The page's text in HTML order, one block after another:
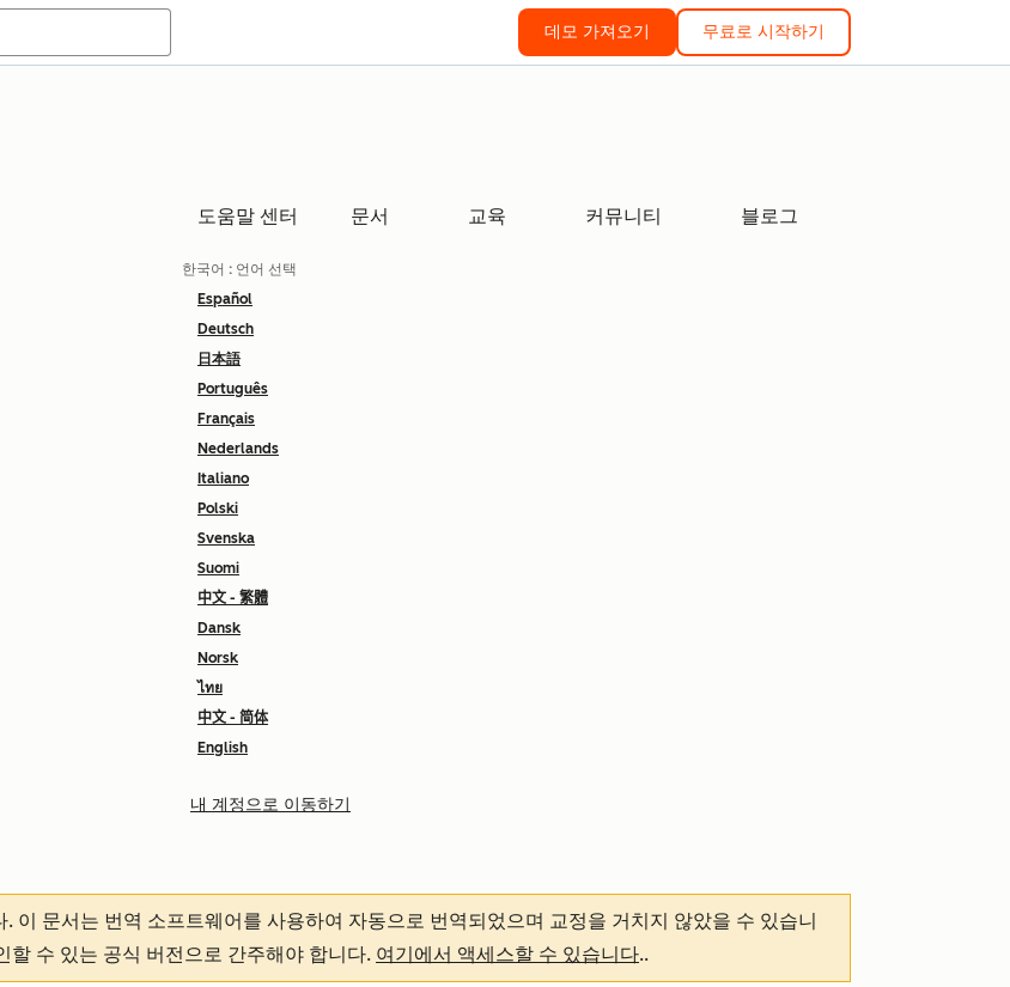
데모 가져오기 무료로 시작하기
도움말 센터 문서 교육 커뮤니티 블로그
한국어 : 언어 선택
Español
Deutsch
日本語
Português
Français
Nederlands
Italiano
Polski
Svenska
Suomi
中文 - 繁體
Dansk
Norsk
ไทย
中文 - 简体
English
내 계정으로 이동하기
. 이 문서는 번역 소프트웨어를 사용하여 자동으로 번역되었으며 교정을 거치지 않았을 수 있습니
할 수 있는 공식 버전으로 간주해야 합니다. 여기에서 액세스할 수 있습니다..